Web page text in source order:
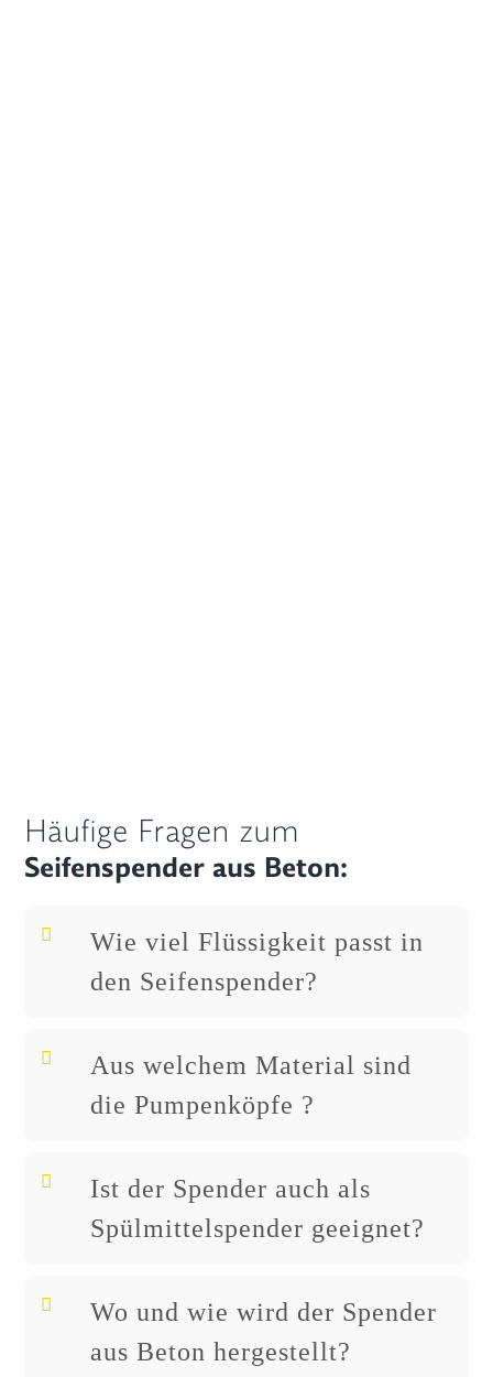
Häufige Fragen zum
Seifenspender aus Beton:
Wie viel Flüssigkeit passt in
den Seifenspender?
Aus welchem Material sind
die Pumpenköpfe ?
Ist der Spender auch als
Spülmittelspender geeignet?
Wo und wie wird der Spender
aus Beton hergestellt?